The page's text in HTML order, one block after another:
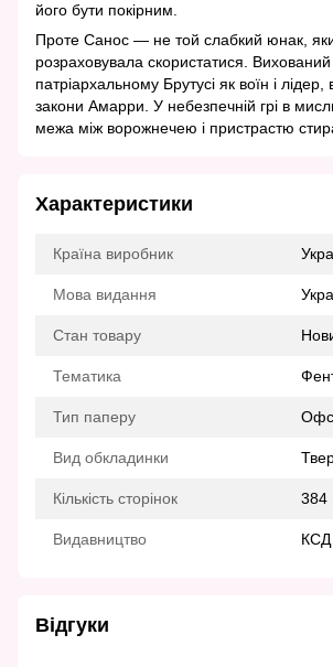
його бути покірним.
Проте Санос — не той слабкий юнак,
розраховувала скористатися.
патріархальному Брутусі як воїн і лідер,
закони Амарри. У небезпечній грі в
межа між ворожнечею і пристрастю
Характеристики
Країна виробник
Мова видання
Стан товару
Тематика
Тип паперу
Вид обкладинки
Кількість сторінок 384
Видавництво КСД
Відгуки